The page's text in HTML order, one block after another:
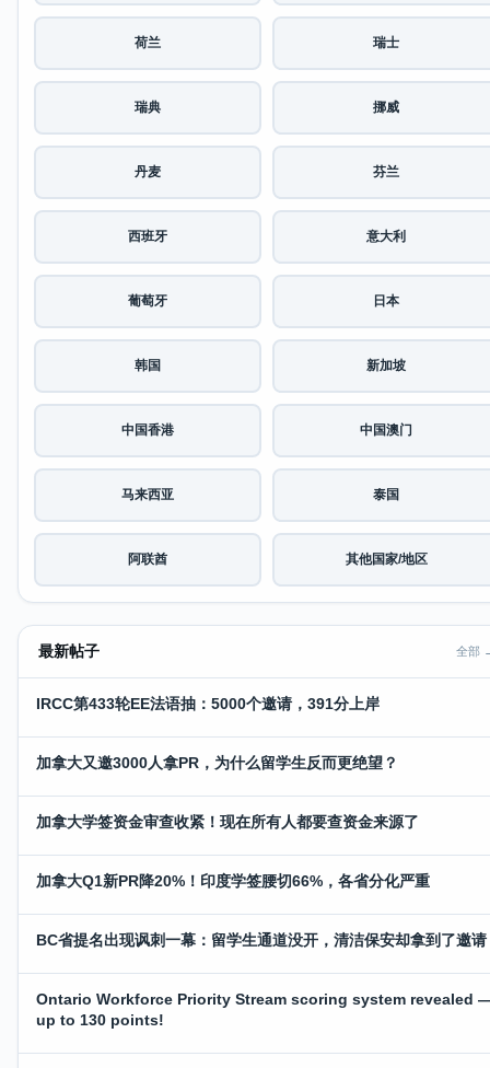
荷兰 瑞士
瑞典 挪威
丹麦 芬兰
西班牙 意大利
葡萄牙 日本
韩国 新加坡
中国香港 中国澳门
马来西亚 泰国
阿联酋 其他国家/地区
最新帖子 全部
IRCC第433轮EE法语抽：5000个邀请，391分上岸
加拿大又邀3000人拿PR，为什么留学生反而更绝望？
加拿大学签资金审查收紧！现在所有人都要查资金来源了
加拿大Q1新PR降20%！印度学签腰切66%，各省分化严重
BC省提名出现讽刺一幕：留学生通道没开，清洁保安却拿到了邀请
Ontario Workforce Priority Stream scoring system revealed
up to 130 points!